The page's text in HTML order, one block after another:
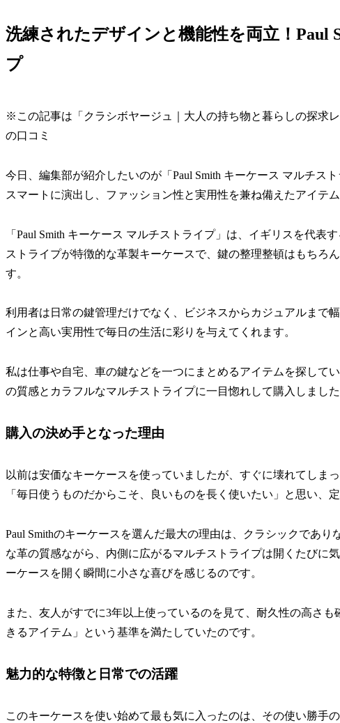
洗練されたデザインと機能性を両立！Paul
プ
※この記事は「クラシボヤージュ｜大人の持ち物と暮らしの探求
の口コミ
今日、編集部が紹介したいのが「Paul Smith キーケース マルチス
スマートに演出し、ファッション性と実用性を兼ね備えたアイテム
「Paul Smith キーケース マルチストライプ」は、イギリスを代表
ストライプが特徴的な革製キーケースで、鍵の整理整頓はもちろ
す。
利用者は日常の鍵管理だけでなく、ビジネスからカジュアルまで
インと高い実用性で毎日の生活に彩りを与えてくれます。
私は仕事や自宅、車の鍵などを一つにまとめるアイテムを探して
の質感とカラフルなマルチストライプに一目惚れして購入しました
購入の決め手となった理由
以前は安価なキーケースを使っていましたが、すぐに壊れてしま
「毎日使うものだからこそ、良いものを長く使いたい」と思い、
Paul Smithのキーケースを選んだ最大の理由は、クラシックであ
な革の質感ながら、内側に広がるマルチストライプは開くたびに
ーケースを開く瞬間に小さな喜びを感じるのです。
また、友人がすでに3年以上使っているのを見て、耐久性の高さ
きるアイテム」という基準を満たしていたのです。
魅力的な特徴と日常での活躍
このキーケースを使い始めて最も気に入ったのは、その使い勝手の